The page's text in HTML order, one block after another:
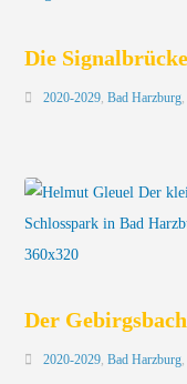
Die
2020-2029,Bad Harzburg
Der
2020-2029,Bad Harzburg